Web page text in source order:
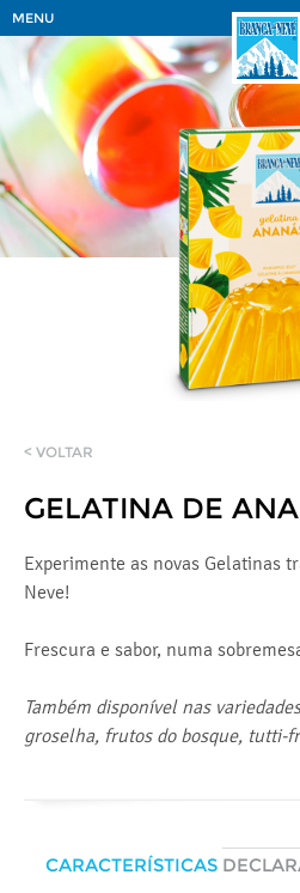
MENU
< VOLTAR
GELATINA DE
Experimente as novas Gelatinas
Neve!
Frescura e sabor, numa
Também disponível nas
groselha, frutos do bosque, tutti-
CARACTERÍSTICAS